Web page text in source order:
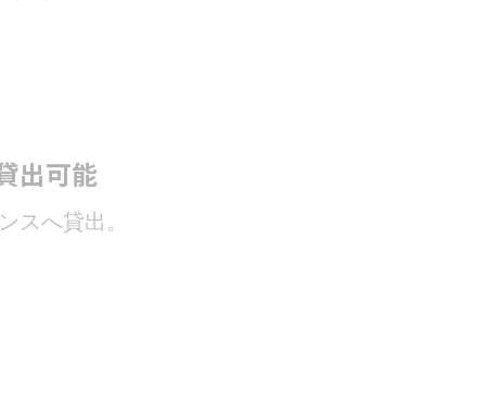
出可能
スへ貸出。